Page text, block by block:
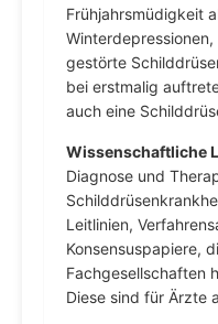
Frühjahrsmüdigkeit
gestörte
bei erstmalig
auch eine
Wissenschaftliche
Diagnose und
Leitlinien,
Konsensuspapiere,
Fachgesellschaften
Diese sind für Ärzte